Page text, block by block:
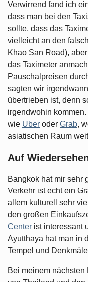
Verwirrend fand ich
dass man bei den
sollte, dass das
vielleicht an den
Khao San Road),
das Taximeter
Pauschalpreisen
sagten wir
übertrieben ist, denn
irgendwohin
wie Uber oder Grab,
asiatischen Raum
Auf Wiedersehen
Bangkok hat mir sehr
Verkehr ist echt ein
allem kulturell sehr
den großen
Center ist interessant
Ayutthaya hat man in
Tempel und
Bei meinem nächsten